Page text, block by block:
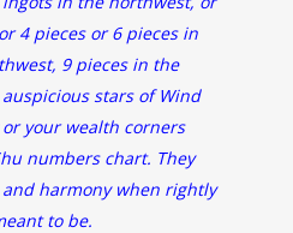
4 pieces or 6 pieces in
9 pieces in the
stars of Wind
your wealth corners
numbers chart. They
harmony when rightly
to be.